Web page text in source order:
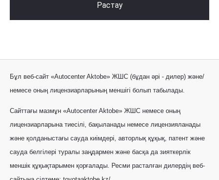
Растау
Бұл веб-сайт «Autocenter Aktobe» ЖШС (бұдан әрі - дилер) және/
немесе оның лицензиарларының меншігі болып табылады.
Сайттағы мазмұн «Autocenter Aktobe» ЖШС немесе оның
лицензиарларына тиесілі, бақыланады немесе лицензияланады
және қолданыстағы сауда киімдері, авторлық құқық, патент және
сауда белгілері туралы заңдармен және басқа да зияткерлік
меншік құқықтарымен қорғалады. Ресми расталған дилердің веб-